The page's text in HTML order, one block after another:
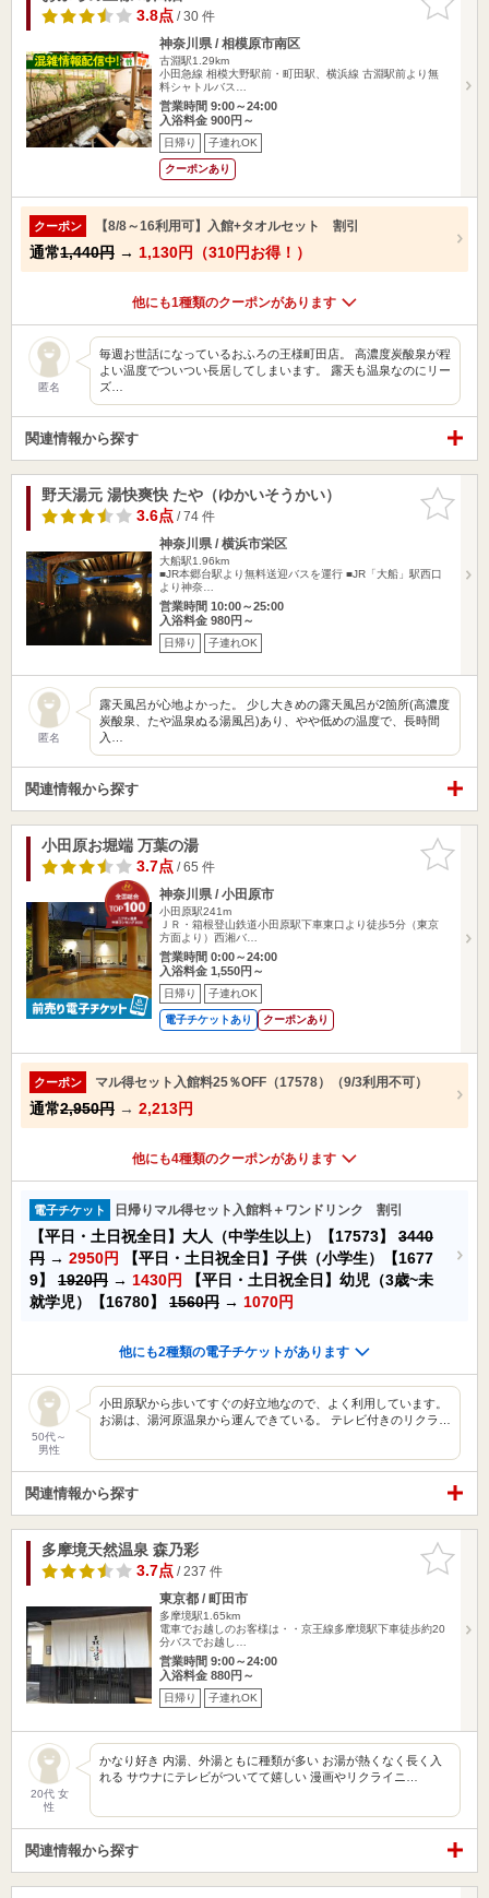
りに追加
3.8点/ 30 件
神奈川県 / 相模原市南区
古淵駅1.29km
小田急線 相模大野駅前・町田駅、横浜線 古淵駅前より無
料シャトルバス…
営業時間 9:00～24:00
入浴料金 900円～
日帰り 子連れOK
クーポンあり
クーポン 【8/8～16利用可】入館+タオルセット 割引
通常1,440円 → 1,130円（310円お得！）
他にも1種類のクーポンがあります
匿名
毎週お世話になっているおふろの王様町田店。 高濃度炭酸泉が程
よい温度でついつい長居してしまいます。 露天も温泉なのにリー
ズ…
関連情報から探す
お気に入
りに追加
野天湯元 湯快爽快 たや（ゆかいそうかい）
3.6点/ 74 件
神奈川県 / 横浜市栄区
大船駅1.96km
■JR本郷台駅より無料送迎バスを運行 ■JR「大船」駅西口
より神奈…
営業時間 10:00～25:00
入浴料金 980円～
日帰り 子連れOK
匿名
露天風呂が心地よかった。 少し大きめの露天風呂が2箇所(高濃度
炭酸泉、たや温泉ぬる湯風呂)あり、やや低めの温度で、長時間
入…
関連情報から探す
お気に入
りに追加
小田原お堀端 万葉の湯
3.7点/ 65 件
神奈川県 / 小田原市
小田原駅241m
ＪＲ・箱根登山鉄道小田原駅下車東口より徒歩5分（東京
方面より）西湘バ…
営業時間 0:00～24:00
入浴料金 1,550円～
日帰り 子連れOK
電子チケットあり クーポンあり
クーポン マル得セット入館料25％OFF（17578）（9/3利用不可）
通常2,950円 → 2,213円
他にも4種類のクーポンがあります
電子チケット 日帰りマル得セット入館料＋ワンドリンク 割引
【平日・土日祝全日】大人（中学生以上）【17573】 3440
円 → 2950円
【平日・土日祝全日】子供（小学生）【1677
9】 1920円 → 1430円
【平日・土日祝全日】幼児（3歳~未
就学児）【16780】 1560円 → 1070円
他にも2種類の電子チケットがあります
50代～
男性
小田原駅から歩いてすぐの好立地なので、よく利用しています。
お湯は、湯河原温泉から運んできている。 テレビ付きのリクラ…
関連情報から探す
お気に入
りに追加
多摩境天然温泉 森乃彩
3.7点/ 237 件
東京都 / 町田市
多摩境駅1.65km
電車でお越しのお客様は・・京王線多摩境駅下車徒歩約20
分バスでお越し…
営業時間 9:00～24:00
入浴料金 880円～
日帰り 子連れOK
20代 女
性
かなり好き 内湯、外湯ともに種類が多い お湯が熱くなく長く入
れる サウナにテレビがついてて嬉しい 漫画やリクライニ…
関連情報から探す